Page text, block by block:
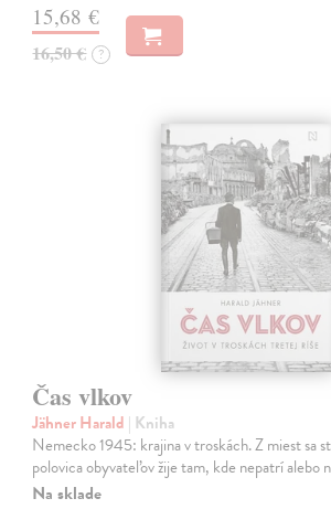
15,68 €
16,50 € ?
Čas vlkov
Jähner Harald | Kniha
Nemecko 1945: krajina v troskách. Z miest sa
polovica obyvateľov žije tam, kde nepatrí alebo
Na sklade